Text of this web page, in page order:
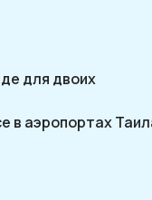
для двоих
в аэропортах